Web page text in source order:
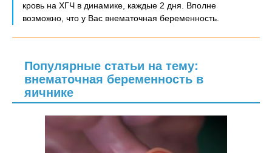
кровь на ХГЧ в динамике, каждые 2 дня. Вполне
возможно, что у Вас внематочная беременность.
Популярные статьи на тему:
внематочная беременность в
яичнике